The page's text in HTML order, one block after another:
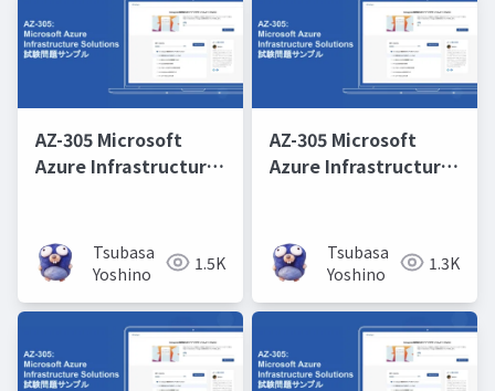
AZ-305 Microsoft
Azure Infrastructure
Tsubasa
Yoshino
1.5K
AZ-305 Microsoft
Azure Infrastructure
Tsubasa
Yoshino
1.3K